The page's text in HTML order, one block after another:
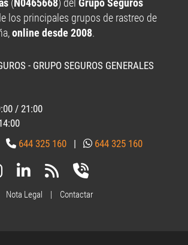
los principales grupos de rastreo de
online desde 2008.
- GRUPO SEGUROS GENERALES
/ 21:00
644 325 160 | 644 325 160
Nota Legal | Contactar